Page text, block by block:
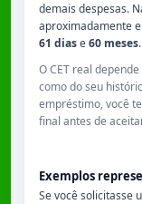
demais despesas.
aproximadamente
61 diase60 meses.
O CET real
como do seu
empréstimo, você
final antes de
Exemplos
Se você solicitasse